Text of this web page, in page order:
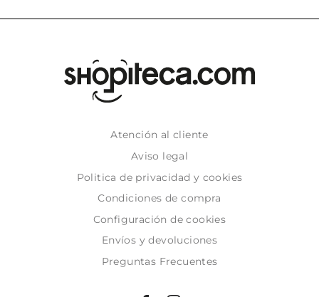
Atención al cliente
Aviso legal
Politica de privacidad y cookies
Condiciones de compra
Configuración de cookies
Envíos y devoluciones
Preguntas Frecuentes